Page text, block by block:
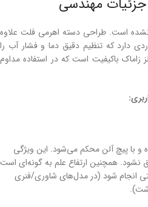
نشده است. طراحی دسته اهرمی فلت علاوه
دارد که تنظیم دقیق دما و فشار آب را
باکیفیت است که در استفاده مداوم
با پیچ آلن محکم می‌شود. این ویژگی
همچنین ارتفاع علم به گونه‌ای است
انجام شود (در مدل‌های شاوری/فنری